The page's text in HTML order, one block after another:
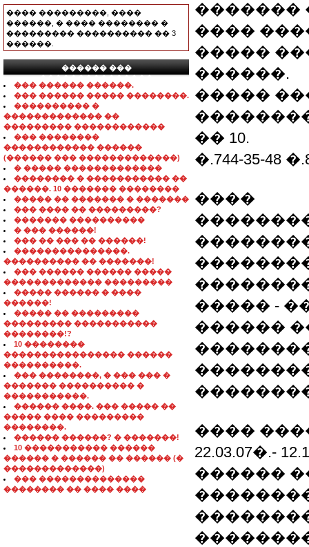
���� ���������, ����
������, � ���� �������� �
��������� ���������� �� 3
������.
������ ���
���������������
��� ������ ������.
��� ������ ����� ��������.
���������� �
������������� ��
��������� ������������
��� ��������
������������ ������
(������ ��� �������������)
� ����� �������������
�������� � ����������� ��
������. 10 ������� ��������
����� �� ������� � �������
��� ���� �� ���������?
������� ����������
� ��� ������!
��� �� ��� �� ������!
���������������.
���������� �� �������!
��� ������ ������ �����
������������� ���������
����� ������ � ����
������!
����� �� ���������
��������� �����������
��������!?
10 ��������
���������������� ������
����������.
��� ��������, � ��� ��� �
������� ���������� �
�����������.
������ ����. ��� ����� ��
����� ���� ���������
��������.
������ ������? � �������!
10 ����������� ������
������ � ������ �� ������ (�
�������������)
��� ��������������
�������� �� ���� ����
�������
����
�����
������.
�����
�� 10.
�.744-35-48
����
����� -
������
����
22.03.07�.-
������
���������
��������